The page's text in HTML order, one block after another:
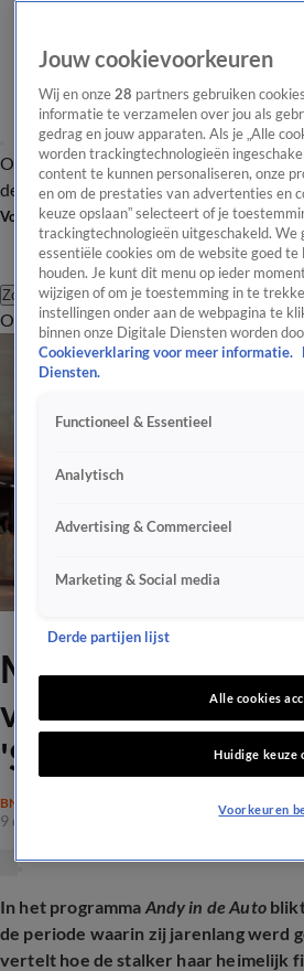
OverzichtAfleveringen Entertainment
de redactieNieuwsbrief
Volg Shownieuws
Zoeken
OverzichtEntertainmentSpraakmakend
Maria Tailor over
veroordeelde
'Stuurde
BN'ERS
9 dec 2025, 20:37
In het programma Andy in de Autoblikt
de periode waarin zij jarenlang werd
vertelt hoe de stalker haar heimelijk
Jouw cookievoorkeuren
Wij en onze 28 partners gebruiken
informatie te verzamelen over jou als
gedrag en jouw apparaten. Als je „Alle
worden trackingtechnologieën
content te kunnen personaliseren, onze
en om de prestaties van advertenties en
keuze opslaan” selecteert of je
trackingtechnologieën uitgeschakeld. We
essentiële cookies om de website goed
houden. Je kunt dit menu op ieder
wijzigen of om je toestemming in te
instellingen onder aan de webpagina te
binnen onze Digitale Diensten worden
Cookieverklaring voor meer informatie.
Diensten.
Functioneel & Essentieel
Analytisch
Advertising & Commercieel
Marketing & Social media
Derde partijen lijst
Alle cookies
Huidige keuze
Voorkeuren